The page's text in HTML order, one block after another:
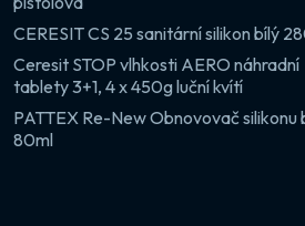
CERESIT CS 25 sanitární silikon bílý
Ceresit STOP vlhkosti AERO náhradní
tablety 3+1, 4 x 450g luční kvítí
PATTEX Re-New Obnovovač silikonu
80ml